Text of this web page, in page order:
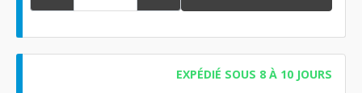
EXPÉDIÉ SOUS 8 À 10 JOURS